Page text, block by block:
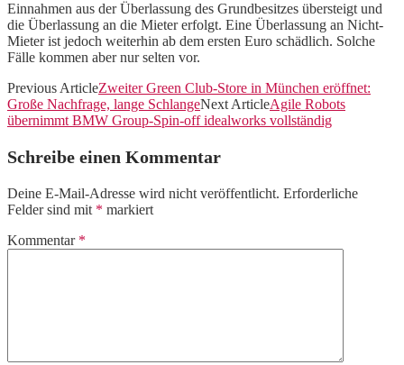
Einnahmen aus der Überlassung des Grundbesitzes übersteigt und
die Überlassung an die Mieter erfolgt. Eine Überlassung an Nicht-
Mieter ist jedoch weiterhin ab dem ersten Euro schädlich. Solche
Fälle kommen aber nur selten vor.
Previous ArticleZweiter Green Club-Store in München eröffnet:
Große Nachfrage, lange SchlangeNext ArticleAgile Robots
übernimmt BMW Group-Spin-off idealworks vollständig
Schreibe einen Kommentar
Deine E-Mail-Adresse wird nicht veröffentlicht. Erforderliche
Felder sind mit * markiert
Kommentar *